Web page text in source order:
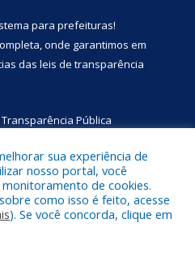
para prefeituras!
onde garantimos em
das leis de transparência
Pública
a Prefeitura Municipal de
sua experiência de
nosso portal, você
de cookies.
como isso é feito, acesse
). Se você concorda, clique em